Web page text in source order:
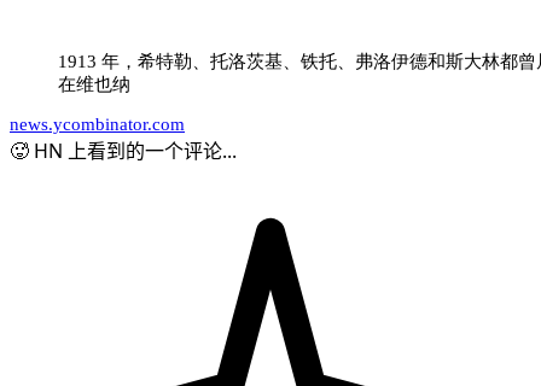
1913 年，希特勒、托洛茨基、铁托、弗洛伊德和斯大林都曾
在维也纳
news.ycombinator.com
🥵 HN 上看到的一个评论...